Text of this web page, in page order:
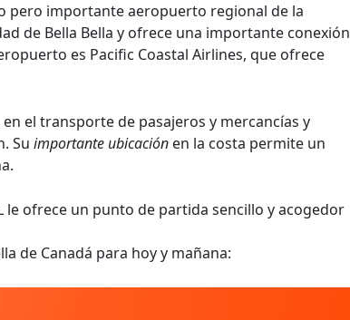
pero importante aeropuerto regional de la
de Bella Bella y ofrece una importante conexión
es Pacific Coastal Airlines, que ofrece
en el transporte de pasajeros y mercancías y
Su importante ubicación en la costa permite un
le ofrece un punto de partida sencillo y acogedor
de Canadá para hoy y mañana: